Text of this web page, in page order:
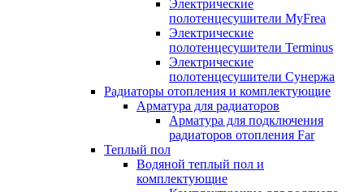
Электрические
полотенцесушители MyFrea
Электрические
полотенцесушители Terminus
Электрические
полотенцесушители Сунержа
Радиаторы отопления и комплектующие
Арматура для радиаторов
Арматура для подключения
радиаторов отопления Far
Теплый пол
Водяной теплый пол и
комплектующие